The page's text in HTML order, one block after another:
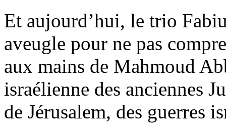
Et aujourd’hui, le trio
aveugle pour ne pas
aux mains de Mahmoud
israélienne des anciennes
de Jérusalem, des guerres